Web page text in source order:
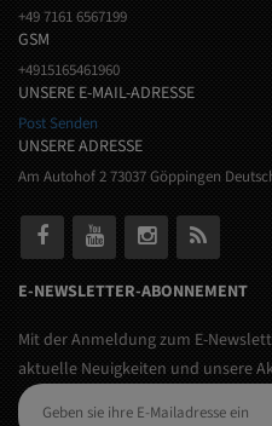
+49 7161 6567199
GSM
+4915165461960
UNSERE E-MAIL-ADRESSE
Post Senden
UNSERE ADRESSE
Am Autohof 2 73037 Göppingen
E-NEWSLETTER-ABONNEMENT
Mit der Anmeldung zum E-
aktuelle Neuigkeiten und unsere